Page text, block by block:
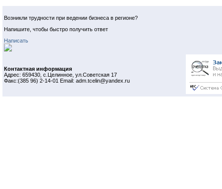
Возникли трудности при ведении бизнеса в регионе?
Напишите, чтобы быстро получить ответ
Написать
Контактная информация
Адрес: 659430, с.Целинное, ул.Советская 17
Факс:(385 96) 2-14-01 Email: adm.tcelin@yandex.ru